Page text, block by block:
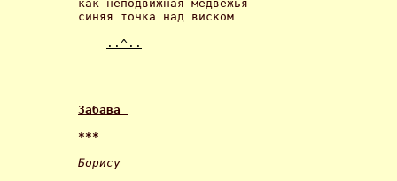
как неподвижная медвежья
синяя точка над виском
..^..
Забава
***
Борису